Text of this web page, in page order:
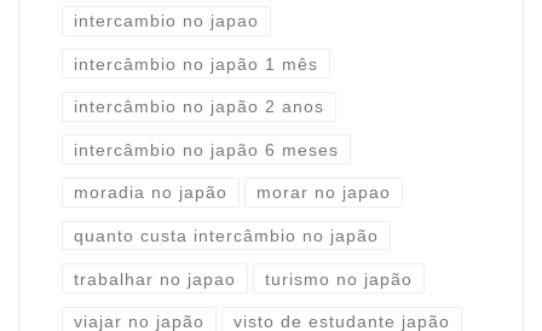
intercambio no japao
intercâmbio no japão 1 mês
intercâmbio no japão 2 anos
intercâmbio no japão 6 meses
moradia no japão morar no japao
quanto custa intercâmbio no japão
trabalhar no japao turismo no japão
viajar no japão visto de estudante japão